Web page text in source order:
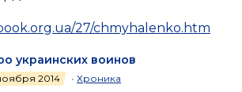
27/chmyhalenko.htm
украинских воинов
2014 • Хроника